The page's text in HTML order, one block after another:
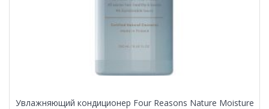
Увлажняющий кондиционер Four Reasons Nature Moisture